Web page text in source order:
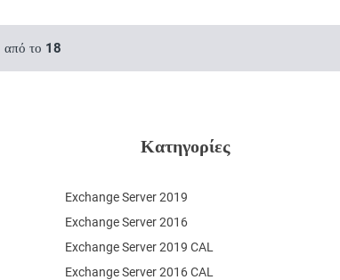
από το 18
Κατηγορίες
Exchange Server 2019
Exchange Server 2016
Exchange Server 2019 CAL
Exchange Server 2016 CAL